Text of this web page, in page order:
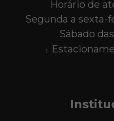
Horário de
Segunda a sexta-
Sábado